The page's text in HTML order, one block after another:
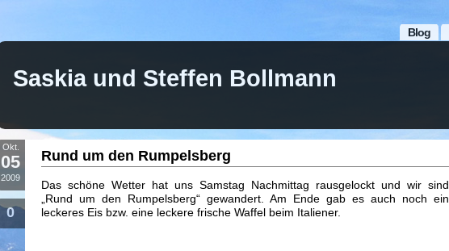
Blog
Saskia und Steffen Bollmann
Okt.
05
2009
0
Rund um den Rumpelsberg
Das schöne Wetter hat uns Samstag Nachmittag rausgelockt und wir sind
„Rund um den Rumpelsberg“ gewandert. Am Ende gab es auch noch ein
leckeres Eis bzw. eine leckere frische Waffel beim Italiener.